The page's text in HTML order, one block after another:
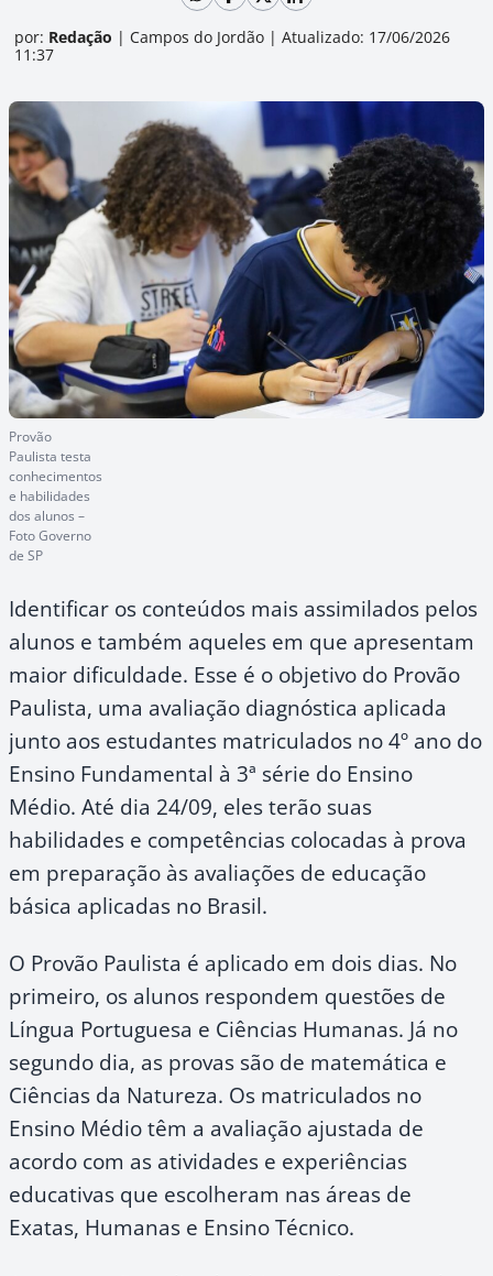
por: Redação | Campos do Jordão | Atualizado: 17/06/2026
11:37
Provão
Paulista testa
conhecimentos
e habilidades
dos alunos –
Foto Governo
de SP
Identificar os conteúdos mais assimilados pelos
alunos e também aqueles em que apresentam
maior dificuldade. Esse é o objetivo do Provão
Paulista, uma avaliação diagnóstica aplicada
junto aos estudantes matriculados no 4º ano do
Ensino Fundamental à 3ª série do Ensino
Médio. Até dia 24/09, eles terão suas
habilidades e competências colocadas à prova
em preparação às avaliações de educação
básica aplicadas no Brasil.
O Provão Paulista é aplicado em dois dias. No
primeiro, os alunos respondem questões de
Língua Portuguesa e Ciências Humanas. Já no
segundo dia, as provas são de matemática e
Ciências da Natureza. Os matriculados no
Ensino Médio têm a avaliação ajustada de
acordo com as atividades e experiências
educativas que escolheram nas áreas de
Exatas, Humanas e Ensino Técnico.